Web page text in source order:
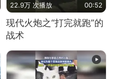
22.9万 次播放 00:52
现代火炮之“打完就跑”的
战术